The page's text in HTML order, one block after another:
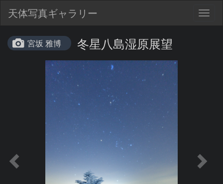
天体写真ギャラリー
宮坂 雅博 冬星八島湿原展望